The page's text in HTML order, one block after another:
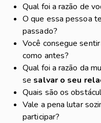
Qual foi a razão de
O que essa pessoa
passado?
Você consegue
como antes?
Qual foi a razão da
se salvar o seu
Quais são os
Vale a pena lutar
participar?